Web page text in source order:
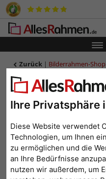
Ihre Privatsphäre
Diese Website verwendet
Technologien, um Ihnen
zu ermöglichen und die
an Ihre Bedürfnisse
nutzen wir außerdem, um
Zurück | Bilderrahmen-Shop
Holzrahmen
Magwa